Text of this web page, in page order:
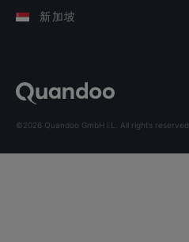
新加坡
©2026 Quandoo GmbH i.L. All rights reserved